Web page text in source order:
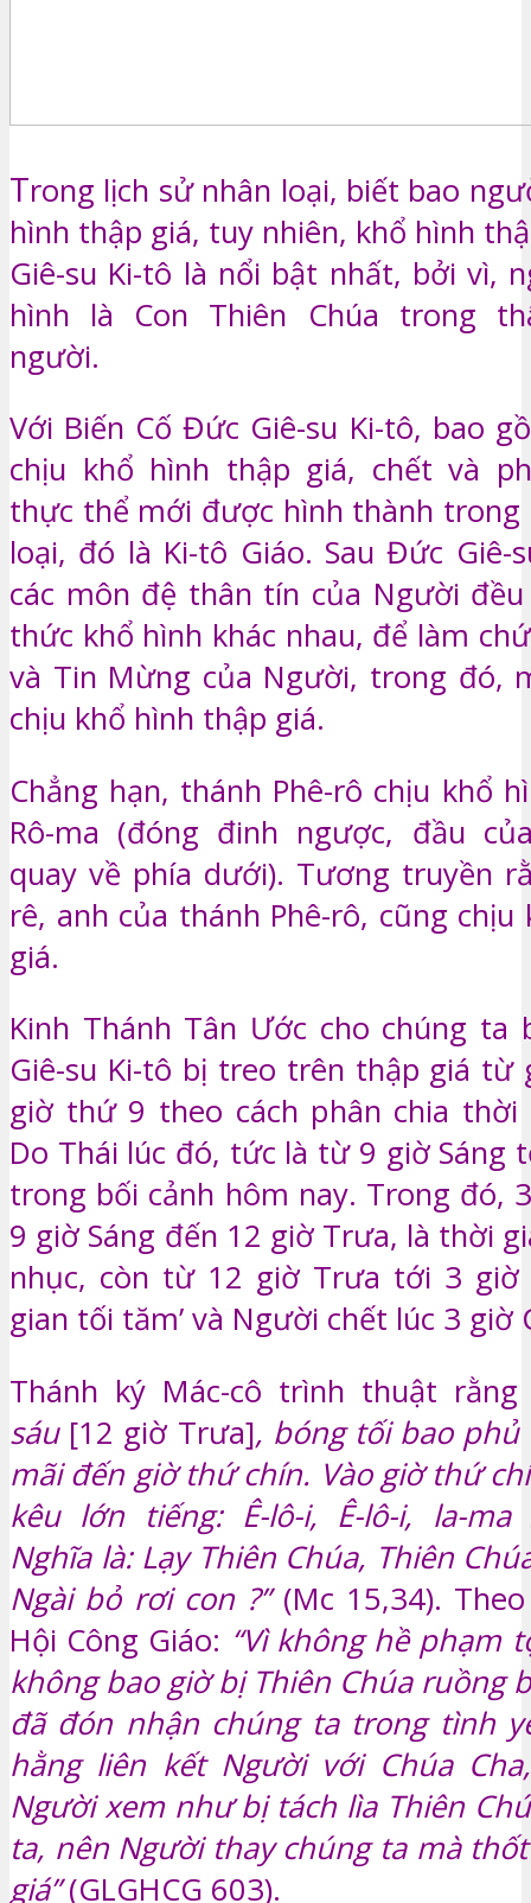
Trong lịch sử nhân loại, biết bao
hình thập giá, tuy nhiên, khổ hình
Giê-su Ki-tô là nổi bật nhất, bởi vì,
hình là Con Thiên Chúa trong
người.
Với Biến Cố Đức Giê-su Ki-tô, bao
chịu khổ hình thập giá, chết và
thực thể mới được hình thành trong
loại, đó là Ki-tô Giáo. Sau Đức Giê-
các môn đệ thân tín của Người
thức khổ hình khác nhau, để làm
và Tin Mừng của Người, trong đó,
chịu khổ hình thập giá.
Chẳng hạn, thánh Phê-rô chịu khổ
Rô-ma (đóng đinh ngược, đầu
quay về phía dưới). Tương truyền
rê, anh của thánh Phê-rô, cũng
giá.
Kinh Thánh Tân Ước cho chúng ta
Giê-su Ki-tô bị treo trên thập giá
giờ thứ 9 theo cách phân chia thời
Do Thái lúc đó, tức là từ 9 giờ Sáng
trong bối cảnh hôm nay. Trong đó,
9 giờ Sáng đến 12 giờ Trưa, là thời
nhục, còn từ 12 giờ Trưa tới 3 giờ
gian tối tăm’ và Người chết lúc 3 giờ
Thánh k‎ý Mác-cô trình thuật
sáu [12 giờ Trưa], bóng tối bao
mãi đến giờ thứ chín. Vào giờ thứ
kêu lớn tiếng: Ê-lô-i, Ê-lô-i, la-ma
Nghĩa là: Lạy Thiên Chúa, Thiên
Ngài bỏ rơi con ?”(Mc 15,34).
Hội Công Giáo: “Vì không hề phạm
không bao giờ bị Thiên Chúa ruồng
đã đón nhận chúng ta trong tình
hằng liên kết Người với Chúa
Người xem như bị tách lìa Thiên
ta, nên Người thay chúng ta mà
giá”(GLGHCG 603).